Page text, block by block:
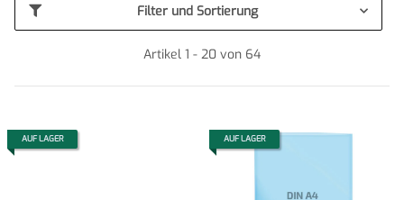
Filter und Sortierung
Artikel 1 - 20 von 64
AUF LAGER AUF LAGER